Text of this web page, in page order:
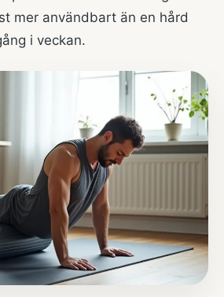
mer användbart än en hård
i veckan.